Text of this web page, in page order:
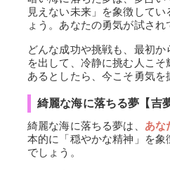
見えない未来」を象徴して
ょう。あなたの勇気が試され
どんな成功や挑戦も、最初
を出して、冷静に挑む人こ
あるとしたら、今こそ勇気を
綺麗な海に落ちる夢【吉夢
綺麗な海に落ちる夢は、 あな
本的に「穏やかな精神」を
でしょう。